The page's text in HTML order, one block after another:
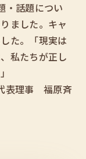
・話題につい
ました。キャ
た。「現実は
私たちが正し
表理事 福原斉